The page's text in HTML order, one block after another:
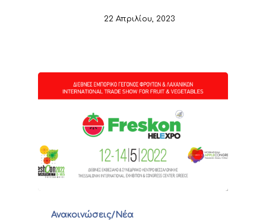
22 Απριλίου, 2023
Ανακοινώσεις/Νέα